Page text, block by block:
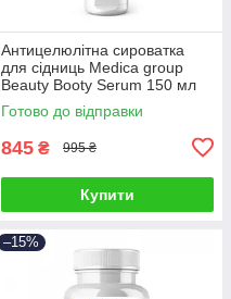
Антицелюлітна сироватка
для сідниць Medica group
Beauty Booty Serum 150 мл
Talla
Готово до відправки
845 ₴ 995 ₴
Купити
–15%